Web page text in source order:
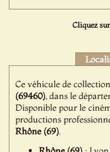
Cliquez
Ce véhicule de
(69460), dans le
Disponible pour le
productions
Rhône (69).